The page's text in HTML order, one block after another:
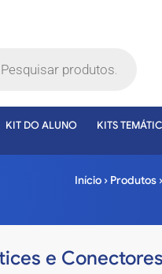
KIT DO ALUNO KITS
Início› Produtos›
e Conectores